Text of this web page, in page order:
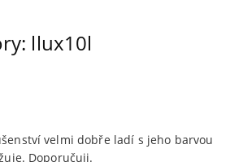
llux10l
velmi dobře ladí s jeho barvou
Doporučuji.